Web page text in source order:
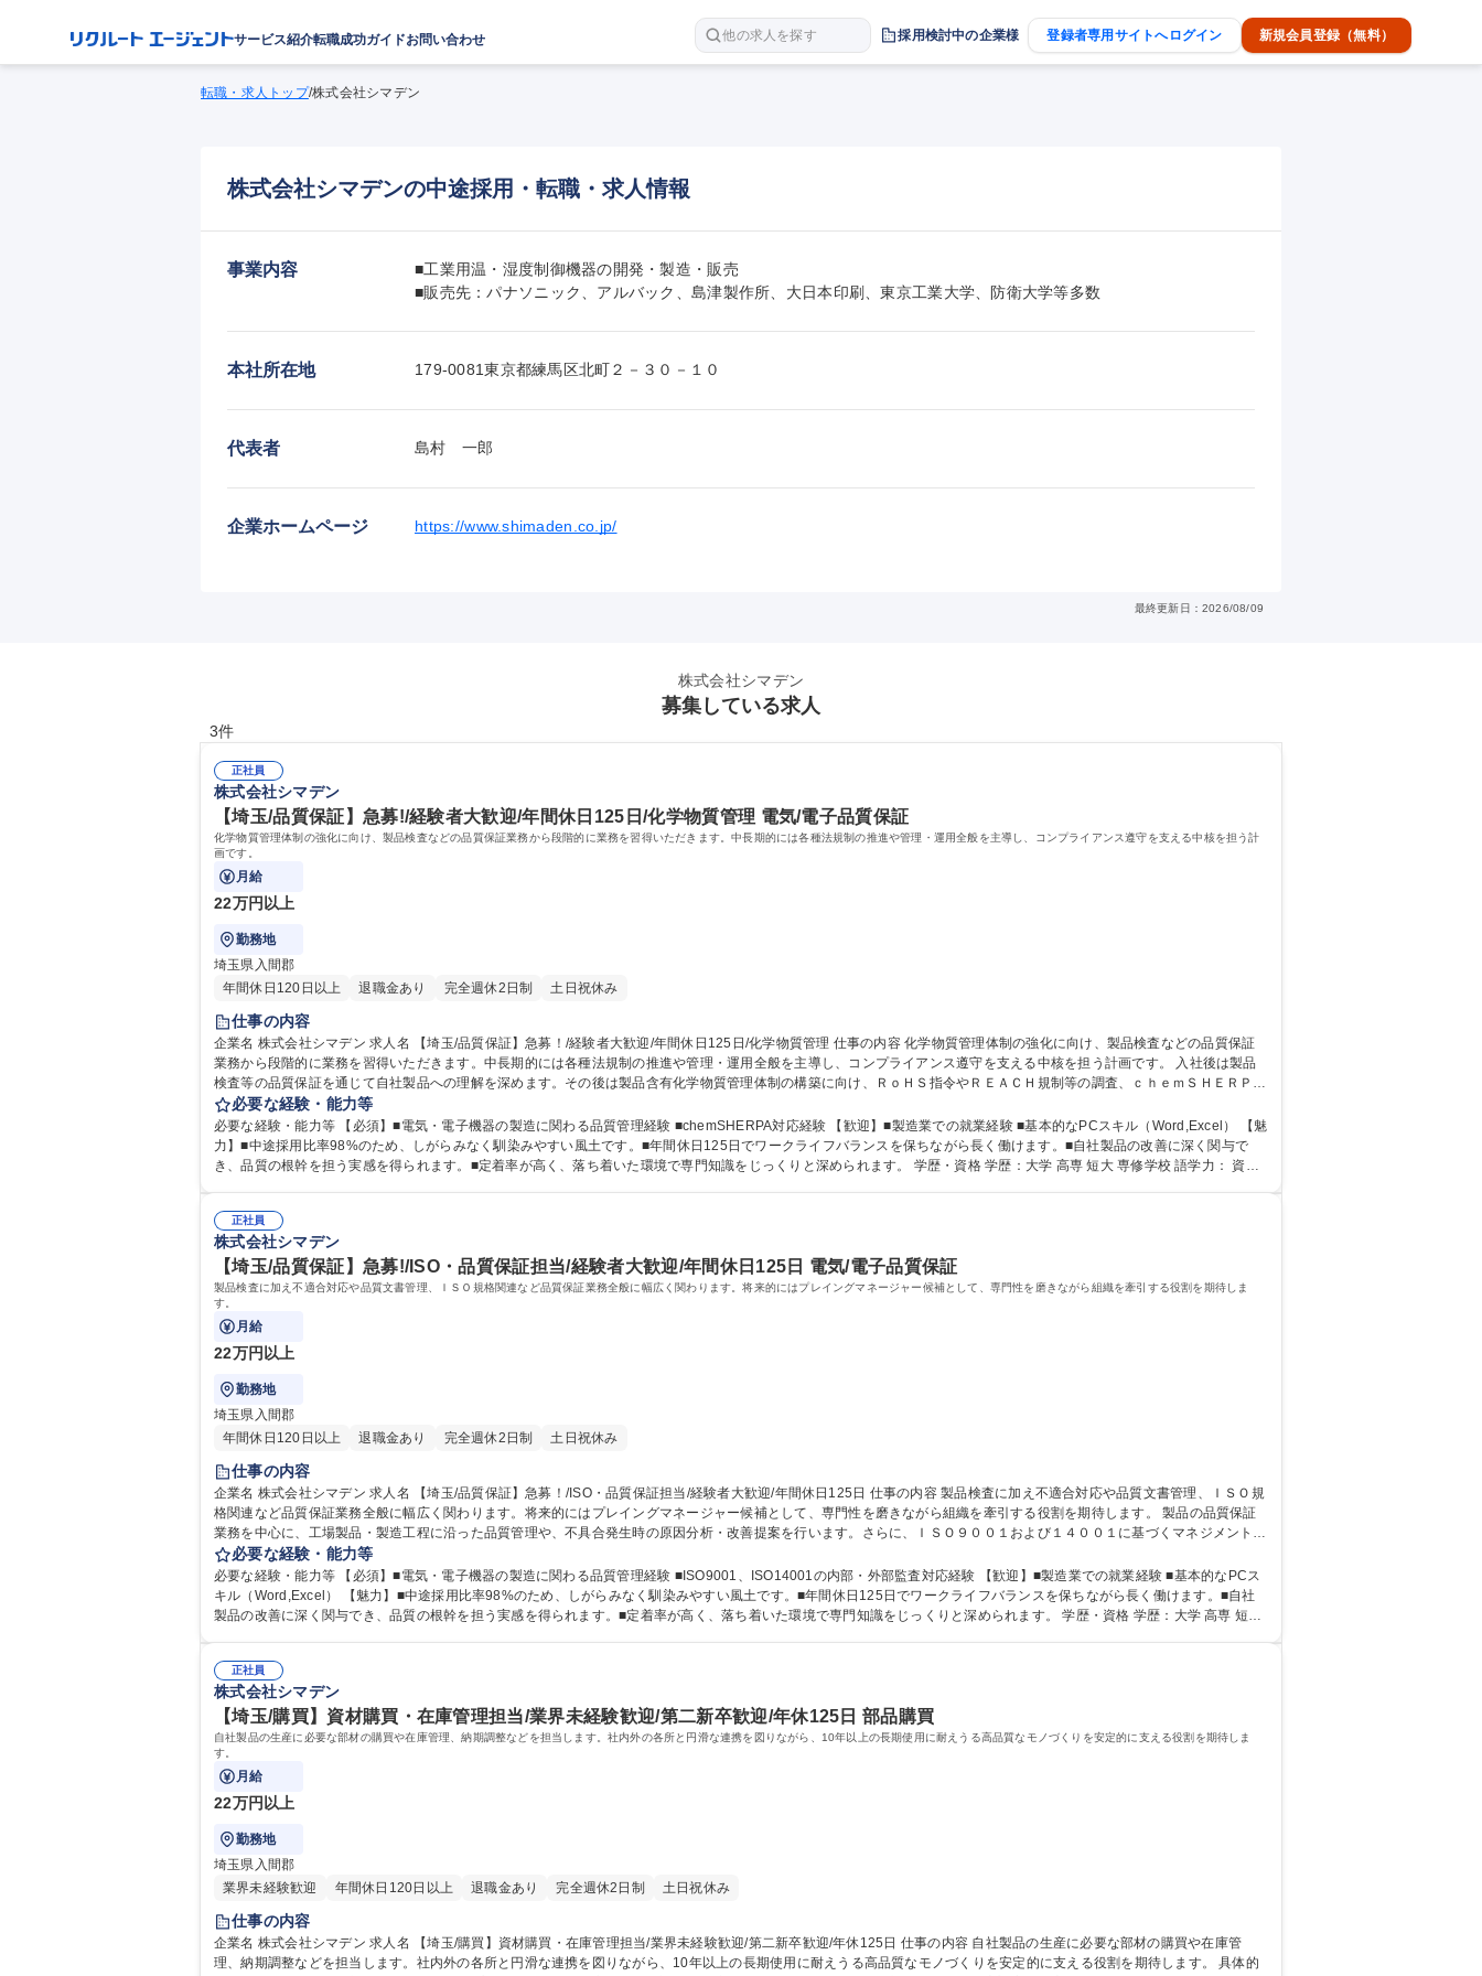
サービス紹介転職成功ガイドお問い合わせ 他の求人を探す 採用検討中の企業様 登録者専用サイトへログイン 新規会員登録（無料）
転職・求人トップ/株式会社シマデン
株式会社シマデンの中途採用・転職・求人情報
事業内容
■工業用温・湿度制御機器の開発・製造・販売
■販売先：パナソニック、アルバック、島津製作所、大日本印刷、東京工業大学、防衛大学等多数
本社所在地 179-0081東京都練馬区北町２－３０－１０
代表者 島村　一郎
企業ホームページ https://www.shimaden.co.jp/
最終更新日：2026/08/09
株式会社シマデン
募集している求人
3件
正社員
株式会社シマデン
【埼玉/品質保証】急募!/経験者大歓迎/年間休日125日/化学物質管理 電気/電子品質保証
化学物質管理体制の強化に向け、製品検査などの品質保証業務から段階的に業務を習得いただきます。中長期的には各種法規制の推進や管理・運用全般を主導し、コンプライアンス遵守を支える中核を担う計
画です。
月給
22万円以上
勤務地
埼玉県入間郡
年間休日120日以上
退職金あり 完全週休2日制 土日祝休み
仕事の内容
企業名 株式会社シマデン 求人名 【埼玉/品質保証】急募！/経験者大歓迎/年間休日125日/化学物質管理 仕事の内容 化学物質管理体制の強化に向け、製品検査などの品質保証
業務から段階的に業務を習得いただきます。中長期的には各種法規制の推進や管理・運用全般を主導し、コンプライアンス遵守を支える中核を担う計画です。 入社後は製品
検査等の品質保証を通じて自社製品への理解を深めます。その後は製品含有化学物質管理体制の構築に向け、ＲｏＨＳ指令やＲＥＡＣＨ規制等の調査、ｃｈｅｍＳＨＥＲＰＡ
必要な経験・能力等
必要な経験・能力等 【必須】■電気・電子機器の製造に関わる品質管理経験 ■chemSHERPA対応経験 【歓迎】■製造業での就業経験 ■基本的なPCスキル（Word,Excel） 【魅
力】■中途採用比率98%のため、しがらみなく馴染みやすい風土です。■年間休日125日でワークライフバランスを保ちながら長く働けます。■自社製品の改善に深く関与で
き、品質の根幹を担う実感を得られます。■定着率が高く、落ち着いた環境で専門知識をじっくりと深められます。 学歴・資格 学歴：大学 高専 短大 専修学校 語学力： 資
正社員
株式会社シマデン
【埼玉/品質保証】急募!/ISO・品質保証担当/経験者大歓迎/年間休日125日 電気/電子品質保証
製品検査に加え不適合対応や品質文書管理、ＩＳＯ規格関連など品質保証業務全般に幅広く関わります。将来的にはプレイングマネージャー候補として、専門性を磨きながら組織を牽引する役割を期待しま
す。
月給
22万円以上
勤務地
埼玉県入間郡
年間休日120日以上
退職金あり 完全週休2日制 土日祝休み
仕事の内容
企業名 株式会社シマデン 求人名 【埼玉/品質保証】急募！/ISO・品質保証担当/経験者大歓迎/年間休日125日 仕事の内容 製品検査に加え不適合対応や品質文書管理、ＩＳＯ規
格関連など品質保証業務全般に幅広く関わります。将来的にはプレイングマネージャー候補として、専門性を磨きながら組織を牽引する役割を期待します。 製品の品質保証
業務を中心に、工場製品・製造工程に沿った品質管理や、不具合発生時の原因分析・改善提案を行います。さらに、ＩＳＯ９００１および１４００１に基づくマネジメントシ
ステムの維持・更新、規格要求事項に沿った社内ルールの運用や他部門へのサポート等、幅広くお任せします。 募集職種 【埼玉/品質保証】急募！/ISO・品質保証担当/経験者
大歓迎/年間休日125日
必要な経験・能力等
必要な経験・能力等 【必須】■電気・電子機器の製造に関わる品質管理経験 ■ISO9001、ISO14001の内部・外部監査対応経験 【歓迎】■製造業での就業経験 ■基本的なPCス
キル（Word,Excel） 【魅力】■中途採用比率98%のため、しがらみなく馴染みやすい風土です。■年間休日125日でワークライフバランスを保ちながら長く働けます。■自社
製品の改善に深く関与でき、品質の根幹を担う実感を得られます。■定着率が高く、落ち着いた環境で専門知識をじっくりと深められます。 学歴・資格 学歴：大学 高専 短大
正社員
株式会社シマデン
【埼玉/購買】資材購買・在庫管理担当/業界未経験歓迎/第二新卒歓迎/年休125日 部品購買
自社製品の生産に必要な部材の購買や在庫管理、納期調整などを担当します。社内外の各所と円滑な連携を図りながら、10年以上の長期使用に耐えうる高品質なモノづくりを安定的に支える役割を期待しま
す。
月給
22万円以上
勤務地
埼玉県入間郡
業界未経験歓迎
年間休日120日以上 退職金あり 完全週休2日制 土日祝休み
仕事の内容
企業名 株式会社シマデン 求人名 【埼玉/購買】資材購買・在庫管理担当/業界未経験歓迎/第二新卒歓迎/年休125日 仕事の内容 自社製品の生産に必要な部材の購買や在庫管
理、納期調整などを担当します。社内外の各所と円滑な連携を図りながら、10年以上の長期使用に耐えうる高品質なモノづくりを安定的に支える役割を期待します。 具体的